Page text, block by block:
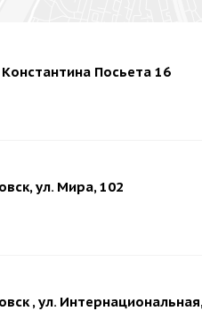
Посьета 16
ул. Мира, 102
, ул.